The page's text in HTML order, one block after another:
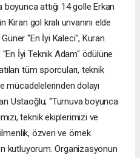
attığı 14 golle Erkan
gol kralı unvanını elde
"En İyi Kaleci", Kuran
İyi Teknik Adam" ödülüne
tüm sporcuları, teknik
mücadelelerinden dolayı
Ustaoğlu; “Turnuva boyunca
teknik ekiplerimizi ve
özveri ve örnek
kutluyorum. Organizasyonun